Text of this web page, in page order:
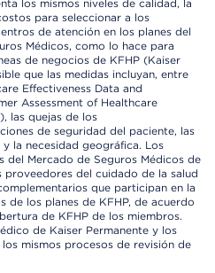
los mismos niveles de calidad, la
para seleccionar a los
de atención en los planes del
Médicos, como lo hace para
de negocios de KFHP (Kaiser
que las medidas incluyan, entre
Effectiveness Data and
Assessment of Healthcare
las quejas de los
de seguridad del paciente, las
la necesidad geográfica. Los
del Mercado de Seguros Médicos de
proveedores del cuidado de la salud
que participan en la
los planes de KFHP, de acuerdo
de KFHP de los miembros.
de Kaiser Permanente y los
mismos procesos de revisión de